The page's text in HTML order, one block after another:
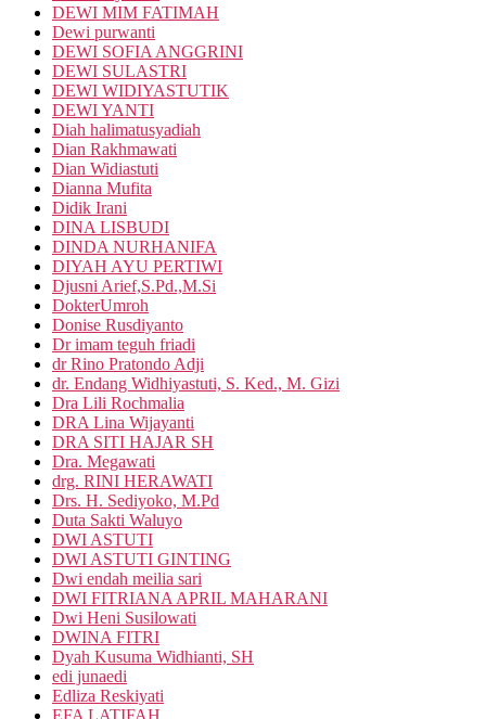
DEWI MIM FATIMAH
Dewi purwanti
DEWI SOFIA ANGGRINI
DEWI SULASTRI
DEWI WIDIYASTUTIK
DEWI YANTI
Diah halimatusyadiah
Dian Rakhmawati
Dian Widiastuti
Dianna Mufita
Didik Irani
DINA LISBUDI
DINDA NURHANIFA
DIYAH AYU PERTIWI
Djusni Arief,S.Pd.,M.Si
DokterUmroh
Donise Rusdiyanto
Dr imam teguh friadi
dr Rino Pratondo Adji
dr. Endang Widhiyastuti, S. Ked., M. Gizi
Dra Lili Rochmalia
DRA Lina Wijayanti
DRA SITI HAJAR SH
Dra. Megawati
drg. RINI HERAWATI
Drs. H. Sediyoko, M.Pd
Duta Sakti Waluyo
DWI ASTUTI
DWI ASTUTI GINTING
Dwi endah meilia sari
DWI FITRIANA APRIL MAHARANI
Dwi Heni Susilowati
DWINA FITRI
Dyah Kusuma Widhianti, SH
edi junaedi
Edliza Reskiyati
EFA LATIFAH